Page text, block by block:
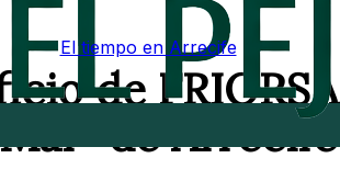
El tiempo en Arrecife
de FRIORSA
de Arrecife